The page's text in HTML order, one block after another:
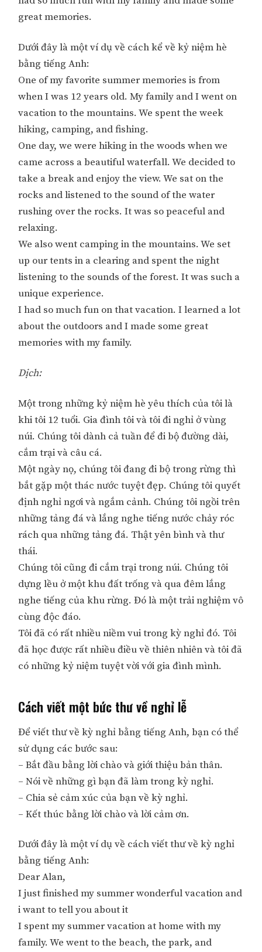
great memories.
Dưới đây là một ví dụ về cách kể về kỷ niệm hè
bằng tiếng Anh:
One of my favorite summer memories is from
when I was 12 years old. My family and I went on
vacation to the mountains. We spent the week
hiking, camping, and fishing.
One day, we were hiking in the woods when we
came across a beautiful waterfall. We decided to
take a break and enjoy the view. We sat on the
rocks and listened to the sound of the water
rushing over the rocks. It was so peaceful and
relaxing.
We also went camping in the mountains. We set
up our tents in a clearing and spent the night
listening to the sounds of the forest. It was such a
unique experience.
I had so much fun on that vacation. I learned a lot
about the outdoors and I made some great
memories with my family.
Dịch:
Một trong những kỷ niệm hè yêu thích của tôi là
khi tôi 12 tuổi. Gia đình tôi và tôi đi nghỉ ở vùng
núi. Chúng tôi dành cả tuần để đi bộ đường dài,
cắm trại và câu cá.
Một ngày nọ, chúng tôi đang đi bộ trong rừng thì
bắt gặp một thác nước tuyệt đẹp. Chúng tôi quyết
định nghỉ ngơi và ngắm cảnh. Chúng tôi ngồi trên
những tảng đá và lắng nghe tiếng nước chảy róc
rách qua những tảng đá. Thật yên bình và thư
thái.
Chúng tôi cũng đi cắm trại trong núi. Chúng tôi
dựng lều ở một khu đất trống và qua đêm lắng
nghe tiếng của khu rừng. Đó là một trải nghiệm vô
cùng độc đáo.
Tôi đã có rất nhiều niềm vui trong kỳ nghỉ đó. Tôi
đã học được rất nhiều điều về thiên nhiên và tôi đã
có những kỷ niệm tuyệt vời với gia đình mình.
Cách viết một bức thư về nghỉ lễ
Để viết thư về kỳ nghỉ bằng tiếng Anh, bạn có thể
sử dụng các bước sau:
– Bắt đầu bằng lời chào và giới thiệu bản thân.
– Nói về những gì bạn đã làm trong kỳ nghỉ.
– Chia sẻ cảm xúc của bạn về kỳ nghỉ.
– Kết thúc bằng lời chào và lời cảm ơn.
Dưới đây là một ví dụ về cách viết thư về kỳ nghỉ
bằng tiếng Anh:
Dear Alan,
I just finished my summer wonderful vacation and
i want to tell you about it
I spent my summer vacation at home with my
family. We went to the beach, the park, and